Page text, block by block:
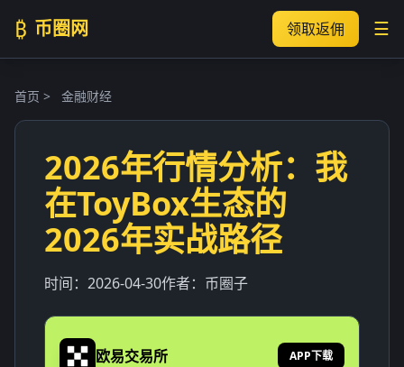
₿ 币圈网 领取返佣 ☰
首页 > 金融财经
2026年行情分析：我
在ToyBox生态的
2026年实战路径
时间： 2026-04-30作者： 币圈子
欧易交易所 APP下载